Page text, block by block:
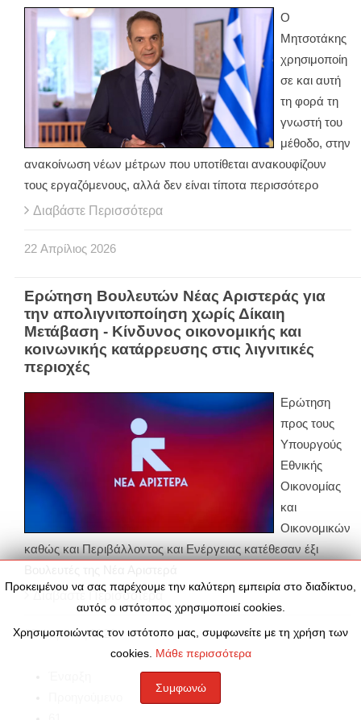
Ο
Μητσοτάκης
χρησιμοποίη
σε και αυτή
τη φορά τη
γνωστή του
μέθοδο, στην
ανακοίνωση νέων μέτρων που υποτίθεται ανακουφίζουν
τους εργαζόμενους, αλλά δεν είναι τίποτα περισσότερο
Διαβάστε Περισσότερα
22 Απρίλιος 2026
Ερώτηση Βουλευτών Νέας Αριστεράς για
την απολιγνιτοποίηση χωρίς Δίκαιη
Μετάβαση - Κίνδυνος οικονομικής και
κοινωνικής κατάρρευσης στις λιγνιτικές
περιοχές
Ερώτηση
προς τους
Υπουργούς
Εθνικής
Οικονομίας
και
Οικονομικών
καθώς και Περιβάλλοντος και Ενέργειας κατέθεσαν έξι
Διαβάστε Περισσότερα
22 Απρίλιος 2026
Προκειμένου να σας παρέχουμε την καλύτερη εμπειρία στο διαδίκτυο,
αυτός ο ιστότοπος χρησιμοποιεί cookies.
Χρησιμοποιώντας τον ιστότοπο μας, συμφωνείτε με τη χρήση των
cookies. Μάθε περισσότερα
Συμφωνώ